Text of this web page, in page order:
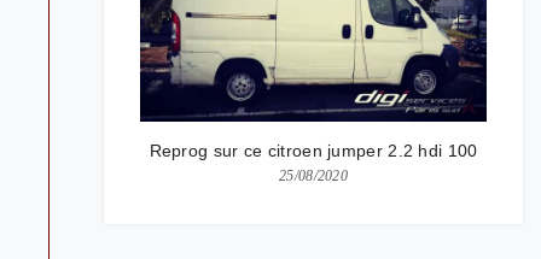
Reprog sur ce citroen jumper 2.2 hdi 100
25/08/2020